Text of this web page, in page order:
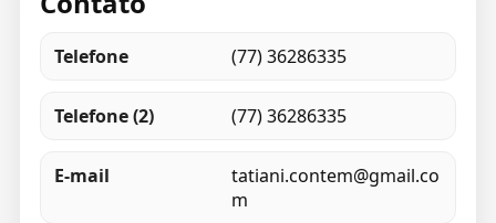
Telefone (77) 36286335
Telefone (2) (77) 36286335
E-mail
tatiani.contem@gmail.co
m